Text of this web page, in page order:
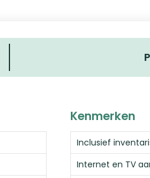
Kenmerken
Inclusief
Internet en TV